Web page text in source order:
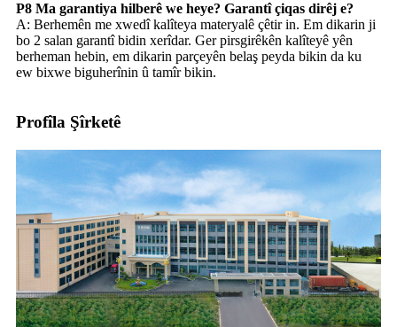
P8 Ma garantiya hilberê we heye? Garantî çiqas dirêj e?
A: Berhemên me xwedî kalîteya materyalê çêtir in. Em dikarin ji
bo 2 salan garantî bidin xerîdar. Ger pirsgirêkên kalîteyê yên
berheman hebin, em dikarin parçeyên belaş peyda bikin da ku
ew bixwe biguherînin û tamîr bikin.
Profîla Şîrketê